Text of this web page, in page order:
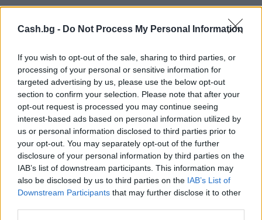
Cash.bg - Do Not Process My Personal Information
If you wish to opt-out of the sale, sharing to third parties, or
processing of your personal or sensitive information for
targeted advertising by us, please use the below opt-out
section to confirm your selection. Please note that after your
opt-out request is processed you may continue seeing
interest-based ads based on personal information utilized by
us or personal information disclosed to third parties prior to
your opt-out. You may separately opt-out of the further
disclosure of your personal information by third parties on the
IAB’s list of downstream participants. This information may
also be disclosed by us to third parties on the IAB’s List of
Downstream Participants that may further disclose it to other
04.08.2026 / 16:00
Китай си построи свой курорт
Санторини